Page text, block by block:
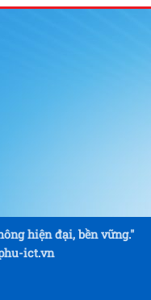
hiện đại, bền vững."
ict.vn